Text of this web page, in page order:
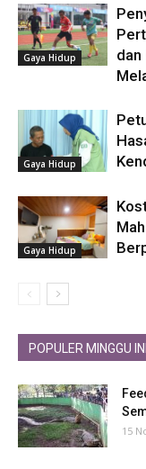
Gaya Hidup
dan
Gaya Hidup
Gaya Hidup
POPULER MINGGU INI
15